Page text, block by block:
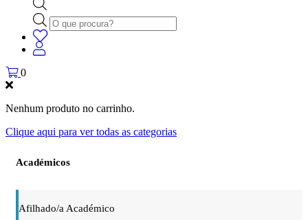
Products
search
0
Nenhum produto no carrinho.
Clique aqui para ver todas as categorias
Académicos
Afilhado/a Académico